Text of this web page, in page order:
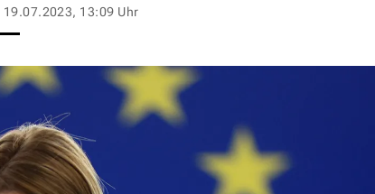
19.07.2023, 13:09 Uhr